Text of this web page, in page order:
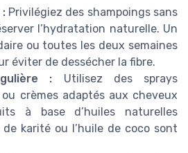
Privilégiez des shampoings sans
l’hydratation naturelle. Un
ou toutes les deux semaines
éviter de dessécher la fibre.
: Utilisez des sprays
crèmes adaptés aux cheveux
à base d’huiles naturelles
karité ou l’huile de coco sont